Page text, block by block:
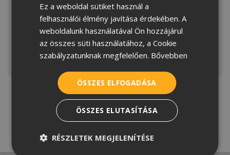
Hét plusz egy tipp tetőfelújítóknak
Az idei nyár is bővelkedik viharokban, amik a háztetőket
sem kímélik, a megrongálódott tetők miatt
MEGNÉZEM
Bejegyzések
lapozása
… 3 4
SERBIAN
Ez a weboldal sütiket használ a
felhasználói élmény javítása érdekében. A
weboldalunk használatával Ön hozzájárul
az összes süti használatához, a Cookie
szabályzatunknak megfelelően. Bővebben
ÖSSZES ELFOGADÁSA
ÖSSZES ELUTASÍTÁSA
RÉSZLETEK MEGJELENÍTÉSE